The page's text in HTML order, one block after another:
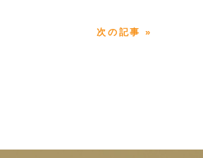
次の記事 »